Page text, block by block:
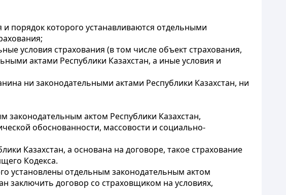
порядок которого устанавливаются отдельными
условия страхования (в том числе объект страхования,
актами Республики Казахстан, а иные условия и
ни законодательными актами Республики Казахстан, ни
законодательным актом Республики Казахстан,
обоснованности, массовости и социально-
Казахстан, а основана на договоре, такое страхование
Кодекса.
установлены отдельным законодательным актом
заключить договор со страховщиком на условиях,